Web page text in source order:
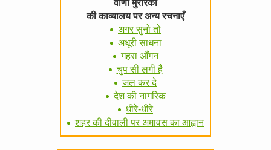
वाणी मुरारका
की काव्यालय पर अन्य रचनाएँ
अगर सुनो तो
अधूरी साधना
गहरा आँगन
चुप सी लगी है
जल कर दे
देश की नागरिक
धीरे-धीरे
शहर की दीवाली पर अमावस का आह्वान